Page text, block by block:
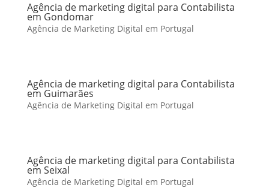
Agência de marketing digital para Contabilista
em Gondomar
Agência de Marketing Digital em Portugal
Agência de marketing digital para Contabilista
em Guimarães
Agência de Marketing Digital em Portugal
Agência de marketing digital para Contabilista
em Seixal
Agência de Marketing Digital em Portugal